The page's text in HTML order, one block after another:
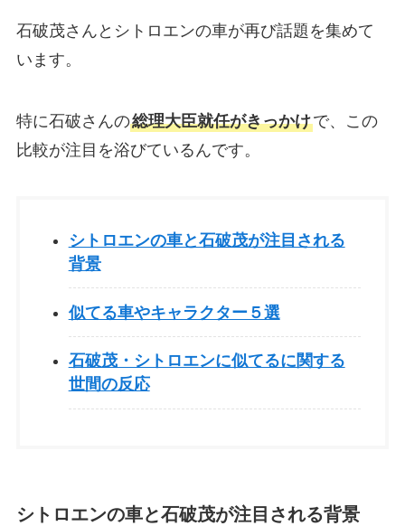
石破茂さんとシトロエンの車が再び話題を集めて
います。
特に石破さんの総理大臣就任がきっかけで、この
比較が注目を浴びているんです。
シトロエンの車と石破茂が注目される
背景
似てる車やキャラクター５選
石破茂・シトロエンに似てるに関する
世間の反応
シトロエンの車と石破茂が注目される背景